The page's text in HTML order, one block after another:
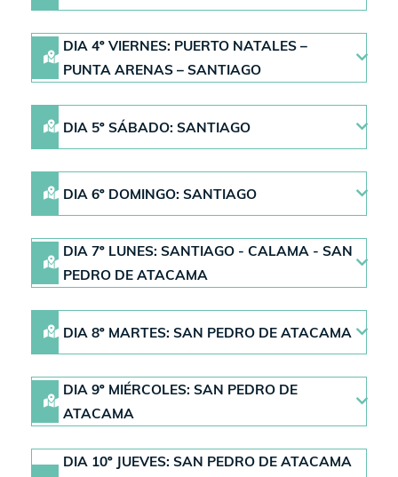
DIA 4º VIERNES: PUERTO NATALES –
PUNTA ARENAS – SANTIAGO
DIA 5º SÁBADO: SANTIAGO
DIA 6º DOMINGO: SANTIAGO
DIA 7º LUNES: SANTIAGO - CALAMA - SAN
PEDRO DE ATACAMA
DIA 8º MARTES: SAN PEDRO DE ATACAMA
DIA 9º MIÉRCOLES: SAN PEDRO DE
ATACAMA
DIA 10º JUEVES: SAN PEDRO DE ATACAMA